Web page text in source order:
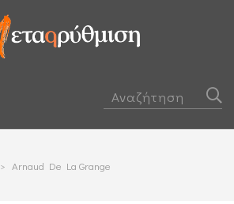
> Arnaud De La Grange